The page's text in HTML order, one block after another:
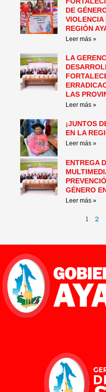
DE
VIOLENCIA
REGIÓN
Leer más »
LA
LAS
Leer más »
¡JUNTOS
EN LA
Leer más »
ENTREGA
GÉNERO
Leer más »
1 2